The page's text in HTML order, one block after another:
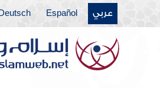
عربي Español
Deutsch